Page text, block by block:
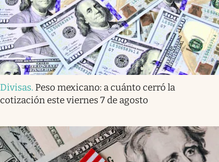
Divisas. Peso mexicano: a cuánto cerró la
cotización este viernes 7 de agosto